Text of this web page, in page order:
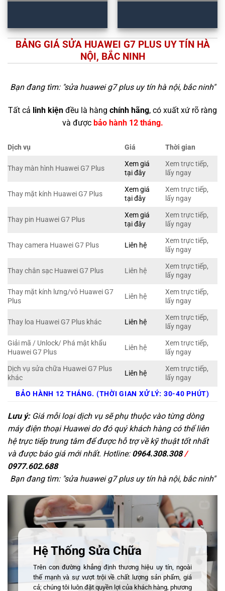
BẢNG GIÁ SỬA HUAWEI G7 PLUS UY TÍN HÀ
NỘI, BẮC NINH
Bạn đang tìm: "sửa huawei g7 plus uy tín hà nội, bắc ninh"
Tất cả linh kiện đều là hàng chính hãng, có xuất xứ rõ ràng
và được bảo hành 12 tháng.
Dịch vụ Giá Thời gian
Thay màn hình Huawei G7 Plus
Xem giá
tại đây
Xem trực tiếp,
lấy ngay
Thay mặt kính Huawei G7 Plus
Xem giá
tại đây
Xem trực tiếp,
lấy ngay
Thay pin Huawei G7 Plus
Xem giá
tại đây
Xem trực tiếp,
lấy ngay
Thay camera Huawei G7 Plus Liên hệ
Xem trực tiếp,
lấy ngay
Thay chân sạc Huawei G7 Plus Liên hệ
Xem trực tiếp,
lấy ngay
Thay mặt kính lưng/vỏ Huawei G7
Plus
Liên hệ
Xem trực tiếp,
lấy ngay
Thay loa Huawei G7 Plus khác Liên hệ
Xem trực tiếp,
lấy ngay
Giải mã / Unlock/ Phá mật khẩu
Huawei G7 Plus
Liên hệ
Xem trực tiếp,
lấy ngay
Dịch vụ sửa chữa Huawei G7 Plus
khác
Liên hệ
Xem trực tiếp,
lấy ngay
BẢO HÀNH 12 THÁNG. (THỜI GIAN XỬ LÝ: 30-40 PHÚT)
Lưu ý:Giá mỗi loại dịch vụ sẽ phụ thuộc vào từng dòng
máy điện thoại Huawei do đó quý khách hàng có thể liên
hệ trực tiếp trung tâm để được hỗ trợ về kỹ thuật tốt nhất
và được báo giá mới nhất. Hotline: 0964.308.308/
0977.602.688
Bạn đang tìm: "sửa huawei g7 plus uy tín hà nội, bắc ninh"
Hệ Thống Sửa Chữa
Trên con đường khẳng định thương hiệu uy tín, ngoài
thế mạnh và sự vượt trội về chất lượng sản phẩm, giá
cả; chúng tôi luôn đặt quyền lợi của khách hàng, phương